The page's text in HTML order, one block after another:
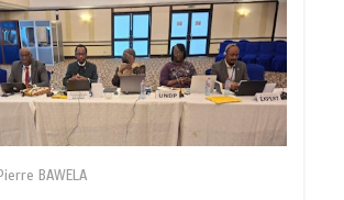
BAWELA
TOGO : Bon vent dans les secteurs des
0